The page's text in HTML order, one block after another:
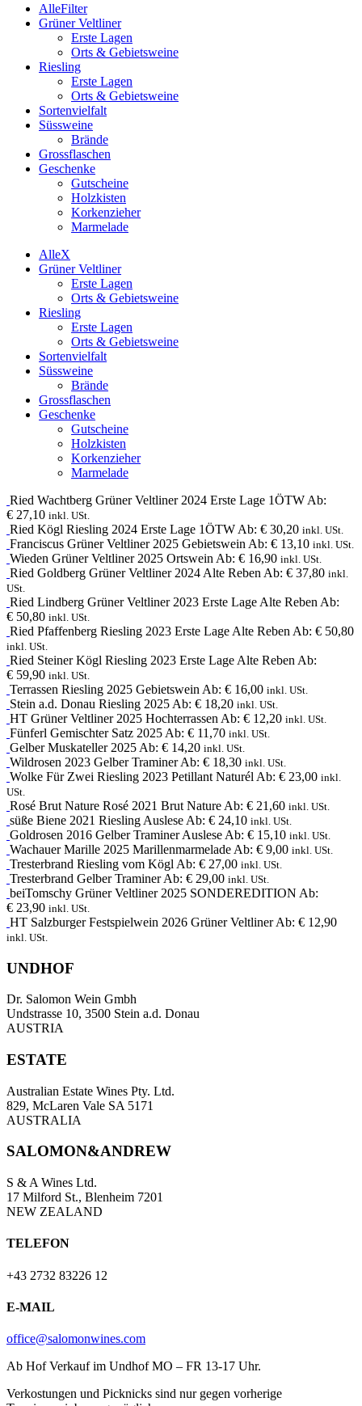
AlleFilter
Grüner Veltliner
Erste Lagen
Orts & Gebietsweine
Riesling
Erste Lagen
Orts & Gebietsweine
Sortenvielfalt
Süssweine
Brände
Grossflaschen
Geschenke
Gutscheine
Holzkisten
Korkenzieher
Marmelade
AlleX
Grüner Veltliner
Erste Lagen
Orts & Gebietsweine
Riesling
Erste Lagen
Orts & Gebietsweine
Sortenvielfalt
Süssweine
Brände
Grossflaschen
Geschenke
Gutscheine
Holzkisten
Korkenzieher
Marmelade
Ried Wachtberg Grüner Veltliner 2024 Erste Lage 1ÖTW Ab:
€ 27,10 inkl. USt.
Ried Kögl Riesling 2024 Erste Lage 1ÖTW Ab: € 30,20 inkl. USt.
Franciscus Grüner Veltliner 2025 Gebietswein Ab: € 13,10 inkl. USt.
Wieden Grüner Veltliner 2025 Ortswein Ab: € 16,90 inkl. USt.
Ried Goldberg Grüner Veltliner 2024 Alte Reben Ab: € 37,80 inkl.
USt.
Ried Lindberg Grüner Veltliner 2023 Erste Lage Alte Reben Ab:
€ 50,80 inkl. USt.
Ried Pfaffenberg Riesling 2023 Erste Lage Alte Reben Ab: € 50,80
inkl. USt.
Ried Steiner Kögl Riesling 2023 Erste Lage Alte Reben Ab:
€ 59,90 inkl. USt.
Terrassen Riesling 2025 Gebietswein Ab: € 16,00 inkl. USt.
Stein a.d. Donau Riesling 2025 Ab: € 18,20 inkl. USt.
HT Grüner Veltliner 2025 Hochterrassen Ab: € 12,20 inkl. USt.
Fünferl Gemischter Satz 2025 Ab: € 11,70 inkl. USt.
Gelber Muskateller 2025 Ab: € 14,20 inkl. USt.
Wildrosen 2023 Gelber Traminer Ab: € 18,30 inkl. USt.
Wolke Für Zwei Riesling 2023 Petillant Naturél Ab: € 23,00 inkl.
USt.
Rosé Brut Nature Rosé 2021 Brut Nature Ab: € 21,60 inkl. USt.
süße Biene 2021 Riesling Auslese Ab: € 24,10 inkl. USt.
Goldrosen 2016 Gelber Traminer Auslese Ab: € 15,10 inkl. USt.
Wachauer Marille 2025 Marillenmarmelade Ab: € 9,00 inkl. USt.
Tresterbrand Riesling vom Kögl Ab: € 27,00 inkl. USt.
Tresterbrand Gelber TraminerAb: € 29,00 inkl. USt.
beiTomschy Grüner Veltliner 2025 SONDEREDITION Ab:
€ 23,90 inkl. USt.
HT Salzburger Festspielwein 2026 Grüner VeltlinerAb: € 12,90
inkl. USt.
UNDHOF
Dr. Salomon Wein Gmbh
Undstrasse 10, 3500 Stein a.d. Donau
AUSTRIA
ESTATE
Australian Estate Wines Pty. Ltd.
829, McLaren Vale SA 5171
AUSTRALIA
SALOMON&ANDREW
S & A Wines Ltd.
17 Milford St., Blenheim 7201
NEW ZEALAND
TELEFON
+43 2732 83226 12
E-MAIL
office@salomonwines.com
Ab Hof Verkauf im Undhof MO – FR 13-17 Uhr.
Verkostungen und Picknicks sind nur gegen vorherige